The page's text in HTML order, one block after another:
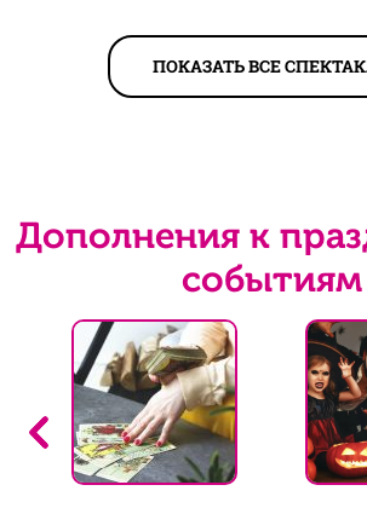
ПОКАЗАТЬ ВСЕ
Дополнения к
событиям